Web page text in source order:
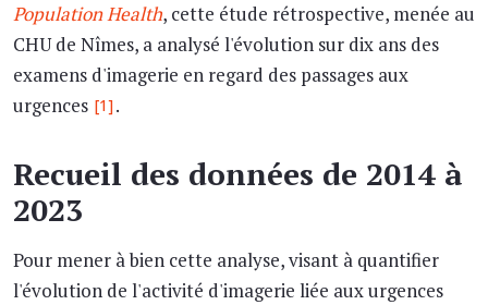
Population Health, cette étude rétrospective, menée au
CHU de Nîmes, a analysé l'évolution sur dix ans des
examens d'imagerie en regard des passages aux
urgences [1].
Recueil des données de 2014 à
2023
Pour mener à bien cette analyse, visant à quantifier
l'évolution de l'activité d'imagerie liée aux urgences